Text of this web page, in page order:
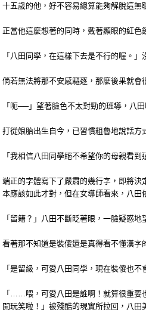
十五歲的他，好不容易總算能夠解脫這無
正當他這麼想著的同時，戴著顯眼的紅色
「八田同學，在這樣下去是不行的喔。
倘若無法將那不安感驅逐，那麼後果就會
「呃──」望著臉色不太對勁的班導，八
打從娘胎出生自今，已習慣粗魯地說話方
「我相信八田同學絕不希望你的母親看
端正的字體寫下了嚴肅的幾行字，即將決
本應該如此才對，但在女導師看來，八田
「留籍？」八田不斷眨著眼，一臉疑惑
看著那不知道是裝傻還是真得看不懂漢字
「是留級，可愛八田同學，現在裝傻也
「……喂，可愛八田是誰啊！就算很重要
開玩笑啦！」被殘酷的現實所拉回，八